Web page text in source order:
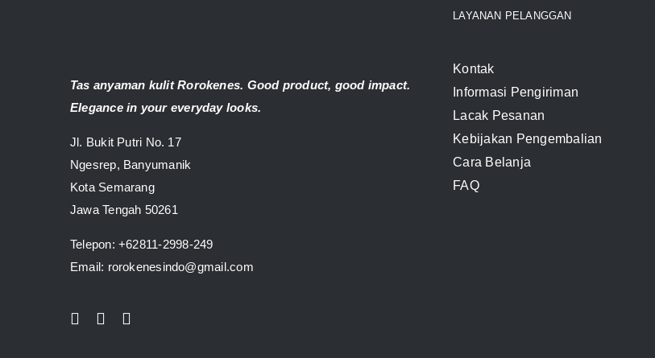
Tas anyaman kulit Rorokenes. Good product, good impact.
Elegance in your everyday looks.
Jl. Bukit Putri No. 17
Ngesrep, Banyumanik
Kota Semarang
Jawa Tengah 50261
Telepon:+62811-2998-249
Email: rorokenesindo@gmail.com
LAYANAN PELANGGAN
Kontak
Informasi Pengiriman
Lacak Pesanan
Kebijakan Pengembalian
Cara Belanja
FAQ